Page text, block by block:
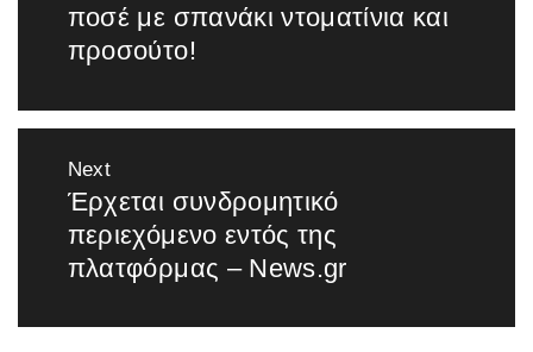
post:
ποσέ με σπανάκι ντοματίνια και
προσούτο!
Next
Next
post:
Έρχεται συνδρομητικό
περιεχόμενο εντός της
πλατφόρμας – News.gr